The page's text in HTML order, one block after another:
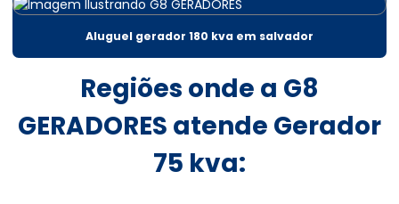
Aluguel gerador 300 kva
Aluguel gerador 300 kva em salvador
Aluguel de gerador 400 kva
Aluguel de gerador 500 kva
Aluguel gerador 180 kva em salvador
Regiões onde a G8
GERADORES atende Gerador
75 kva: